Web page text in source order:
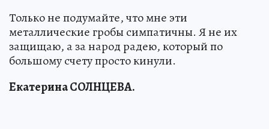
Только не подумайте, что мне эти
металлические гробы симпатичны. Я не их
защищаю, а за народ радею, который по
большому счету просто кинули.
Екатерина СОЛНЦЕВА.